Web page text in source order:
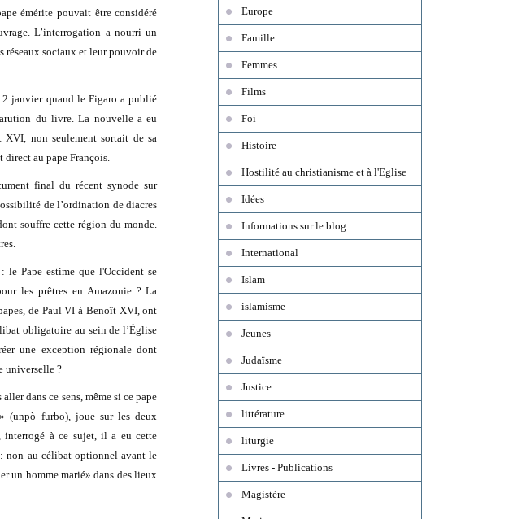
émérite pouvait être considéré
L’interrogation a nourri un
réseaux sociaux et leur pouvoir de
janvier quand le Figaro a publié
du livre. La nouvelle a eu
XVI, non seulement sortait de sa
au pape François.
final du récent synode sur
de l’ordination de diacres
souffre cette région du monde.
le Pape estime que l'Occident se
les prêtres en Amazonie ? La
de Paul VI à Benoît XVI, ont
obligatoire au sein de l’Église
une exception régionale dont
universelle ?
dans ce sens, même si ce pape
(unpò furbo), joue sur les deux
interrogé à ce sujet, il a eu cette
non au célibat optionnel avant le
un homme marié» dans des lieux
Europe
Famille
Femmes
Films
Foi
Histoire
Hostilité au christianisme et à l'Eglise
Idées
Informations sur le blog
International
Islam
islamisme
Jeunes
Judaïsme
Justice
littérature
liturgie
Livres - Publications
Magistère